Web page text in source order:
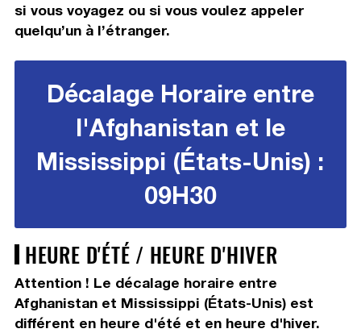
si vous voyagez ou si vous voulez appeler
quelqu’un à l’étranger.
Décalage Horaire entre
l'Afghanistan et le
Mississippi (États-Unis) :
09H30
HEURE D'ÉTÉ / HEURE D'HIVER
Attention ! Le décalage horaire entre
Afghanistan et Mississippi (États-Unis) est
différent en heure d'été et en heure d'hiver.